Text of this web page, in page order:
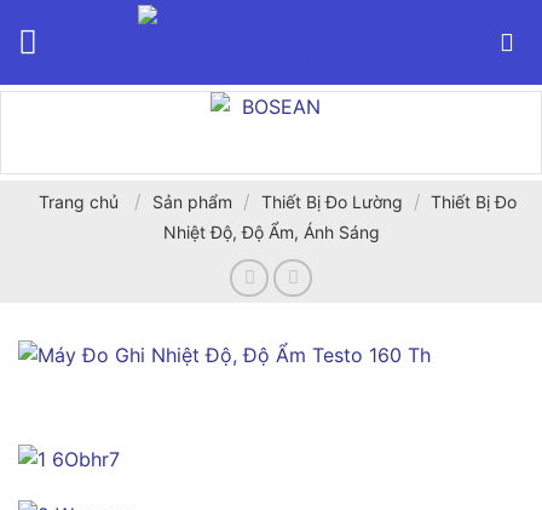
Trang chủ / Sản phẩm / Thiết Bị Đo Lường / Thiết Bị Đo
Nhiệt Độ, Độ Ẩm, Ánh Sáng